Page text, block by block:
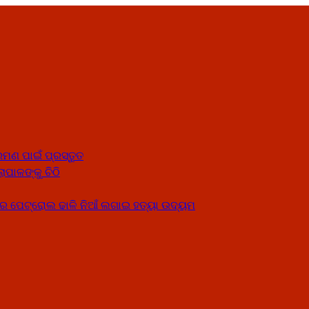
ପାଇଁ ପ୍ରସ୍ତୁତ
ଚିଠି
ପେଟ୍ରୋଲ ଢାଳି ନିଆଁ ଲଗାଇ ହତ୍ୟା ଉଦ୍ୟମ